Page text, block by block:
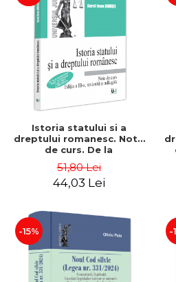
Istoria statului si a
dreptului romanesc. Note
de curs. De la
formarea Legii Tarii si
Descalecat. Editia a III-a,
51,80 Lei
44,03 Lei
-15% -